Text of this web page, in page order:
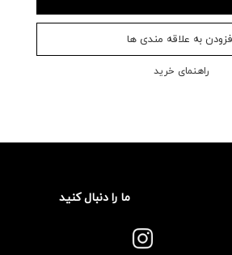
به علاقه مندی ها
راهنمای خرید
ما را دنبال کنید